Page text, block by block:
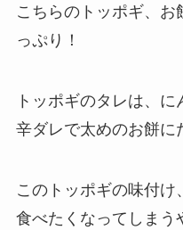
こちらのトッポギ、お
っぷり！
トッポギのタレは、
辛ダレで太めのお餅に
このトッポギの味付け
食べたくなってしまう